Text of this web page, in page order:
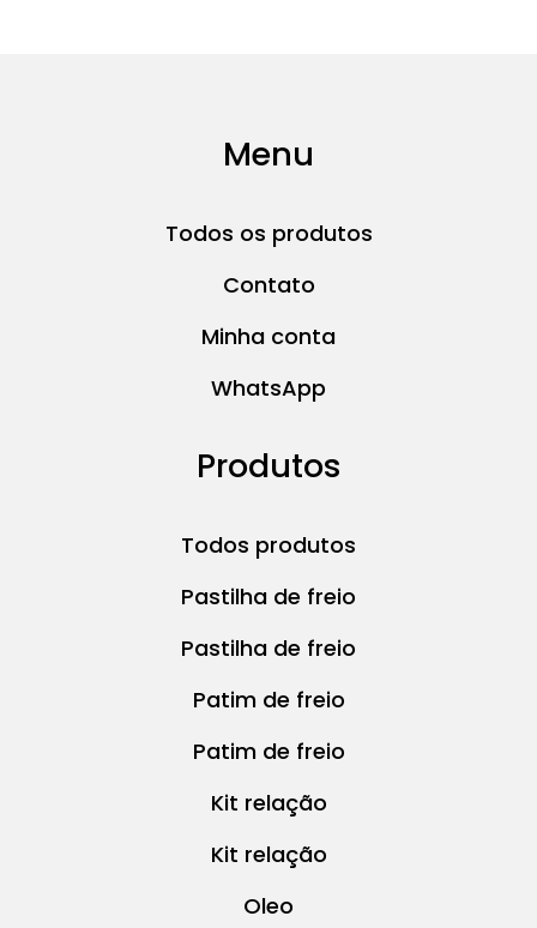
Menu
Todos os produtos
Contato
Minha conta
WhatsApp
Produtos
Todos produtos
Pastilha de freio
Pastilha de freio
Patim de freio
Patim de freio
Kit relação
Kit relação
Oleo